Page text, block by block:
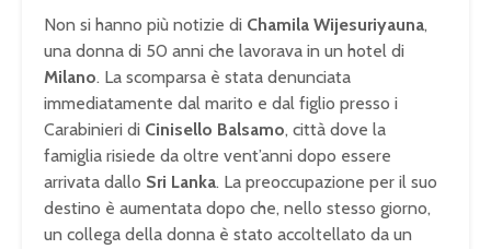
Non si hanno più notizie di Chamila Wijesuriyauna,
una donna di 50 anni che lavorava in un hotel di
Milano. La scomparsa è stata denunciata
immediatamente dal marito e dal figlio presso i
Carabinieri di Cinisello Balsamo, città dove la
famiglia risiede da oltre vent’anni dopo essere
arrivata dallo Sri Lanka. La preoccupazione per il suo
destino è aumentata dopo che, nello stesso giorno,
un collega della donna è stato accoltellato da un